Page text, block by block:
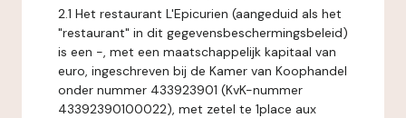
2.1 Het restaurant L'Epicurien (aangeduid als het
"restaurant" in dit gegevensbeschermingsbeleid)
is een -, met een maatschappelijk kapitaal van
euro, ingeschreven bij de Kamer van Koophandel
onder nummer 433923901 (KvK-nummer
43392390100022), met zetel te 1place aux